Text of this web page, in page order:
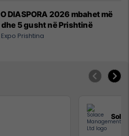
DIASPORA 2026 mbahet më
5 gusht në Prishtinë
Expo Prishtina